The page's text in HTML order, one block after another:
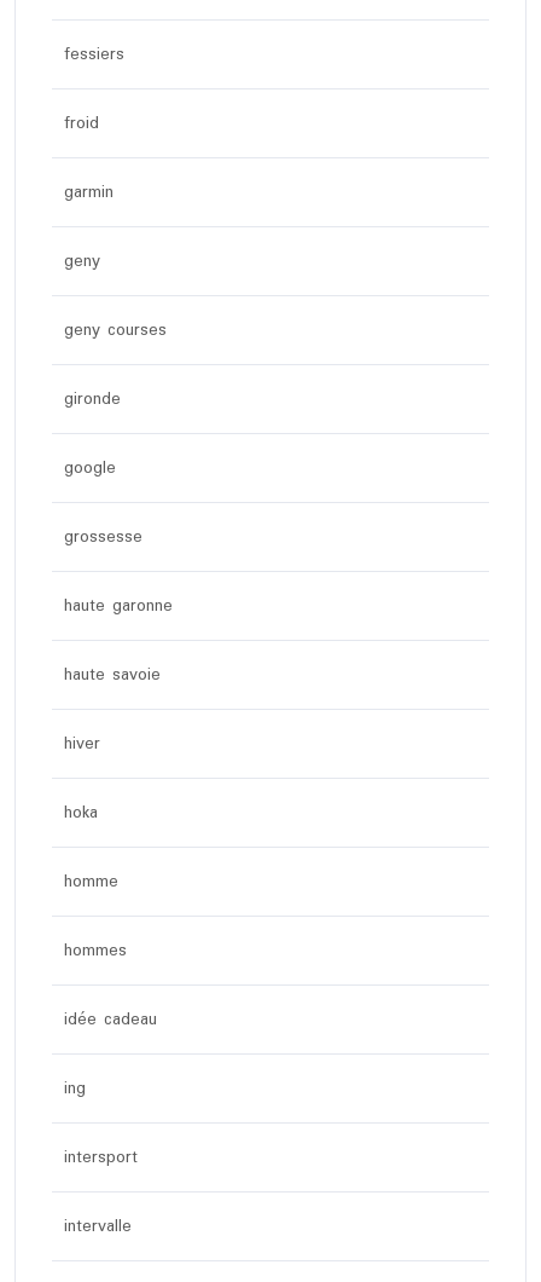
fessiers
froid
garmin
geny
geny courses
gironde
google
grossesse
haute garonne
haute savoie
hiver
hoka
homme
hommes
idée cadeau
ing
intersport
intervalle